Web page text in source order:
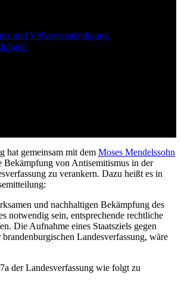
und Völkerverständigung
hat gemeinsam mit dem Moses Mendelssohn
Bekämpfung von Antisemitismus in der
zu verankern. Dazu heißt es in
und nachhaltigen Bekämpfung des
notwendig sein, entsprechende rechtliche
Die Aufnahme eines Staatsziels gegen
Landesverfassung, wäre
der Landesverfassung wie folgt zu